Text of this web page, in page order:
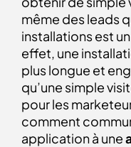
même des leads
installations est
effet, une
plus longue et
qu’une simple
pour les
comment
application à une